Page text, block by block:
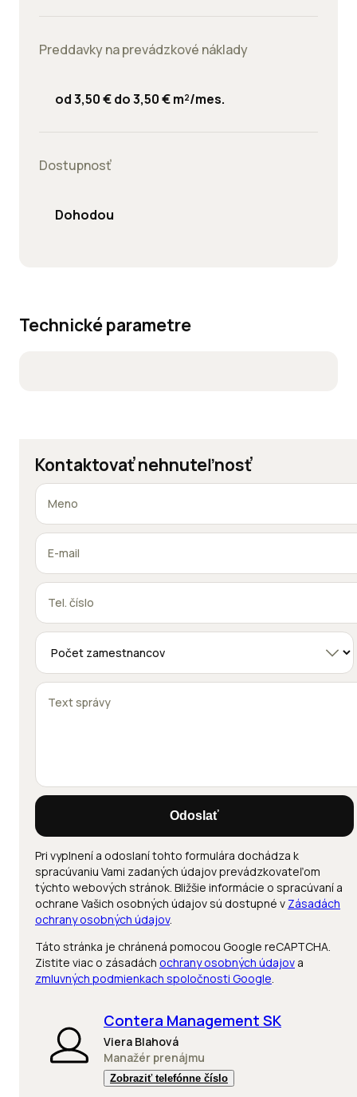
Preddavky na prevádzkové náklady
od 3,50 € do 3,50 € m²/mes.
Dostupnosť
Dohodou
Technické parametre
Kontaktovať nehnuteľnosť
Odoslať
Pri vyplnení a odoslaní tohto formulára dochádza k
spracúvaniu Vami zadaných údajov prevádzkovateľom
týchto webových stránok. Bližšie informácie o spracúvaní a
ochrane Vašich osobných údajov sú dostupné v Zásadách
ochrany osobných údajov.
Táto stránka je chránená pomocou Google reCAPTCHA.
Zistite viac o zásadách ochrany osobných údajov a
zmluvných podmienkach spoločnosti Google.
Contera Management SK
Viera Blahová
Manažér prenájmu
Zobraziť telefónne číslo